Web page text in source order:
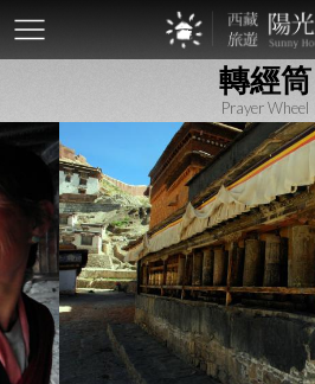
轉經筒
Prayer Wheel